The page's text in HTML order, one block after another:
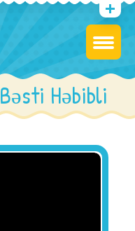
Həbibli